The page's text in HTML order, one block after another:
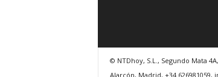
© NTDhoy, S.L., Segundo Mata
Alarcón, Madrid, +34 626981059,